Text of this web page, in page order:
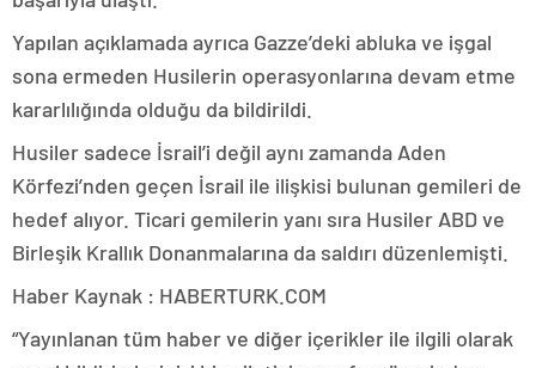
Yapılan açıklamada ayrıca Gazze’deki abluka ve işgal
sona ermeden Husilerin operasyonlarına devam etme
kararlılığında olduğu da bildirildi.
Husiler sadece İsrail’i değil aynı zamanda Aden
Körfezi’nden geçen İsrail ile ilişkisi bulunan gemileri de
hedef alıyor. Ticari gemilerin yanı sıra Husiler ABD ve
Birleşik Krallık Donanmalarına da saldırı düzenlemişti.
Haber Kaynak : HABERTURK.COM
“Yayınlanan tüm haber ve diğer içerikler ile ilgili olarak